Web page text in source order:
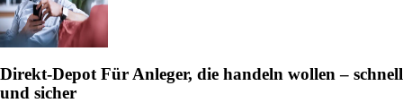
Direkt-Depot Für Anleger, die handeln wollen – schnell
und sicher